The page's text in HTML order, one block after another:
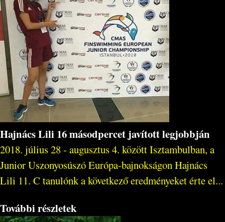
Hajnács Lili 16 másodpercet javított legjobbján
2018. július 28 - augusztus 4. között Isztambulban, a
Junior Uszonyosúszó Európa-bajnokságon Hajnács
Lili 11. C tanulónk a következő eredményeket érte el...
További részletek